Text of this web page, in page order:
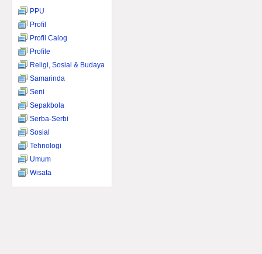
PPU
Profil
Profil Calog
Profile
Religi, Sosial & Budaya
Samarinda
Seni
Sepakbola
Serba-Serbi
Sosial
Tehnologi
Umum
Wisata